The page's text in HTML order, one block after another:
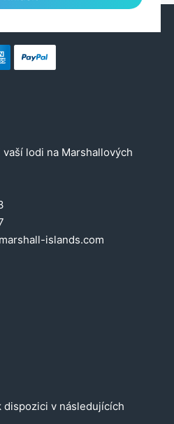
lodi na Marshallových
islands.com
dispozici v následujících